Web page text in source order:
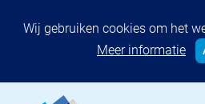
Wij gebruiken cookies om het
Meer informatie